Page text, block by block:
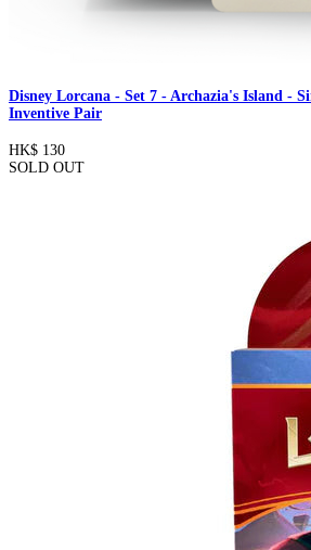
Disney Lorcana - Set 7 - Archazia's Island -
Inventive Pair
HK$ 130
SOLD OUT